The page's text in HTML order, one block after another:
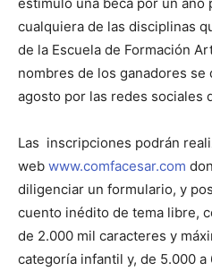
cualquiera de las disciplinas
de la Escuela de Formación
nombres de los ganadores se
agosto por las redes sociales
Las inscripciones podrán
web www.comfacesar.com
diligenciar un formulario, y
cuento inédito de tema libre,
de 2.000 mil caracteres y
categoría infantil y, de 5.000 a